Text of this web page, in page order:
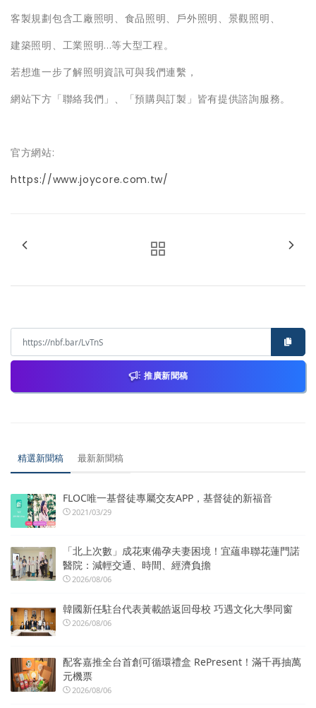
客製規劃包含工廠照明、食品照明、戶外照明、景觀照明、
建築照明、工業照明...等大型工程。
若想進一步了解照明資訊可與我們連繫，
網站下方「聯絡我們」、「預購與訂製」皆有提供諮詢服務。
官方網站:
https://www.joycore.com.tw/
推廣新聞稿
精選新聞稿 最新新聞稿
FLOC唯一基督徒專屬交友APP，基督徒的新福音
2021/03/29
「北上次數」成花東備孕夫妻困境！宜蘊串聯花蓮門諾
醫院：減輕交通、時間、經濟負擔
2026/08/06
韓國新任駐台代表黃載皓返回母校 巧遇文化大學同窗
2026/08/06
配客嘉推全台首創可循環禮盒 RePresent！滿千再抽萬
元機票
2026/08/06